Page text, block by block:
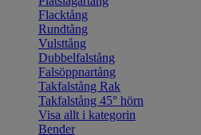
Flacktång
Rundtång
Vulsttång
Dubbelfalstång
Falsöppnartång
Takfalstång Rak
Takfalstång 45° hörn
Visa allt i kategorin
Bender